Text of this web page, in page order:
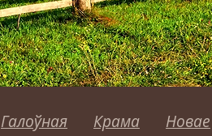
Галоўная Крама Новае